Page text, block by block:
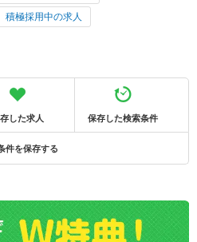
積極採用中の求人
した求人 保存した検索条件
件を保存する